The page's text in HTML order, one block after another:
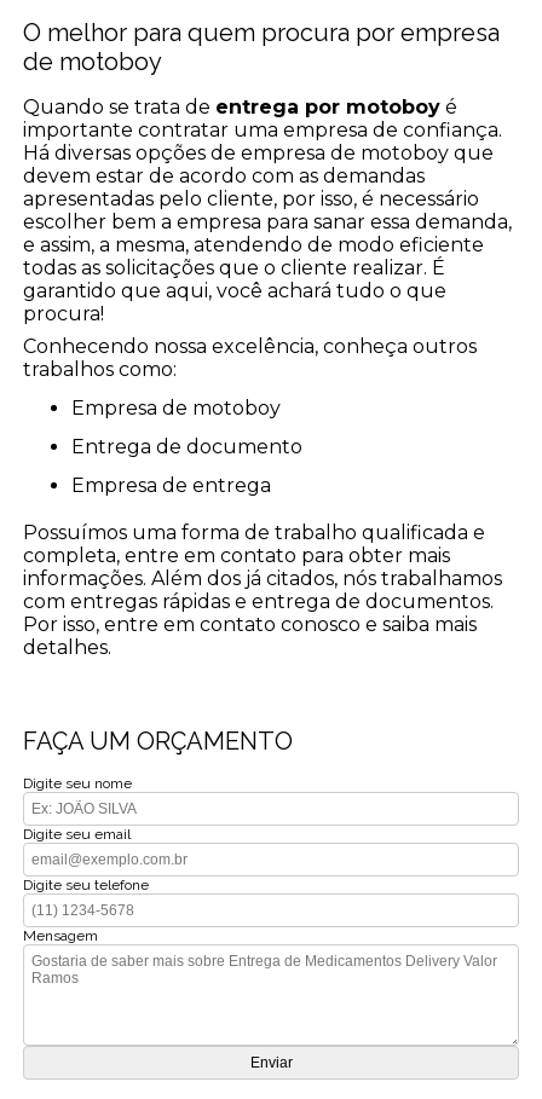
O melhor para quem procura por empresa
de motoboy
Quando se trata de entrega por motoboy é
importante contratar uma empresa de confiança.
Há diversas opções de empresa de motoboy que
devem estar de acordo com as demandas
apresentadas pelo cliente, por isso, é necessário
escolher bem a empresa para sanar essa demanda,
e assim, a mesma, atendendo de modo eficiente
todas as solicitações que o cliente realizar. É
garantido que aqui, você achará tudo o que
procura!
Conhecendo nossa excelência, conheça outros
trabalhos como:
empresa de motoboy
entrega de documento
empresa de entrega
Possuímos uma forma de trabalho qualificada e
completa, entre em contato para obter mais
informações. Além dos já citados, nós trabalhamos
com entregas rápidas e entrega de documentos.
Por isso, entre em contato conosco e saiba mais
detalhes.
FAÇA UM ORÇAMENTO
Digite seu nome
Digite seu email
Digite seu telefone
Mensagem